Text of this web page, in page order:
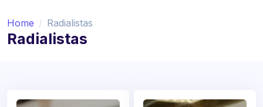
Home Radialistas
Radialistas